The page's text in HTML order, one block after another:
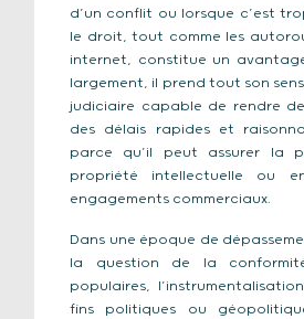
d’un conflit ou lorsque c’est
le droit, tout comme les
internet, constitue un
largement, il prend tout son
judiciaire capable de rendre
des délais rapides et
parce qu’il peut assurer la
propriété intellectuelle ou
engagements commerciaux.
Dans une époque de
la question de la
populaires,
fins politiques ou